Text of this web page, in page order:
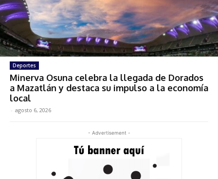
Deportes
Minerva Osuna celebra la llegada de Dorados
a Mazatlán y destaca su impulso a la economía
local
- agosto 6, 2026
- Advertisement -